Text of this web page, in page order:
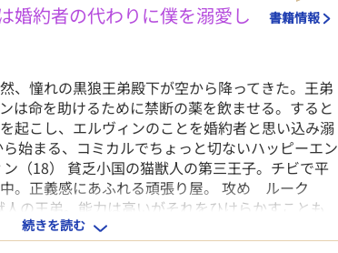
婚約者の代わりに僕を溺愛し 書籍情報
、憧れの黒狼王弟殿下が空から降ってきた。王弟
は命を助けるために禁断の薬を飲ませる。すると
起こし、エルヴィンのことを婚約者と思い込み溺
始まる、コミカルでちょっと切ないハッピーエン
（18） 貧乏小国の猫獣人の第三王子。チビで平
。正義感にあふれる頑張り屋。 攻め ルーク
人の王弟。能力は高いがそれをひけらかすことも
瞳をしている。
続きを読む